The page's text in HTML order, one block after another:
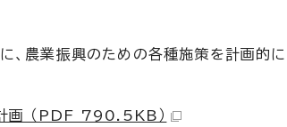
、農業振興のための各種施策を計画的
画 （PDF 790.5KB）